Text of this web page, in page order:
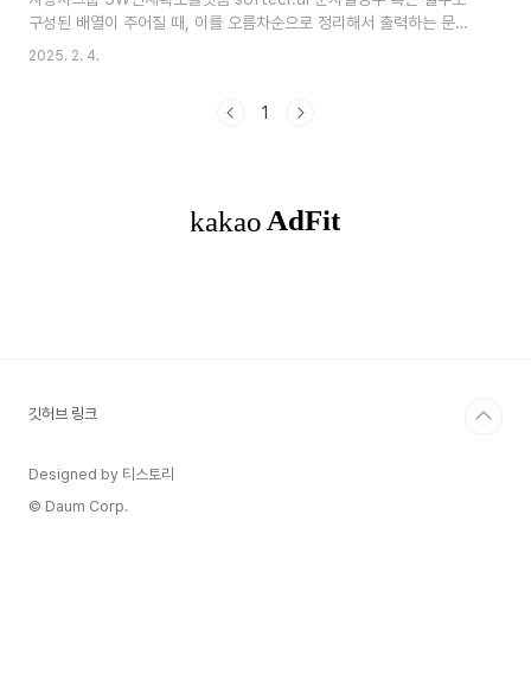
구성된 배열이 주어질 때, 이를 오름차순으로 정리해서 출력하는 문제
인데정렬 기준이 소숫점 뒤 숫자를 정수로 생각하고 비교해야한다는 것
더라도 있는 쪽이 더 큰 값 (ex. 3 접근방법처음에는 int로 받아서 소
2025. 2. 4.
1
깃허브 링크
Designed by 티스토리
© Daum Corp.